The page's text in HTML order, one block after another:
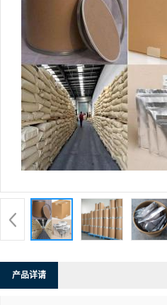
产品详请